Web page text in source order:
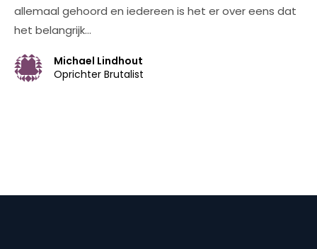
allemaal gehoord en iedereen is het er over eens dat
het belangrijk…
Michael Lindhout
Oprichter Brutalist